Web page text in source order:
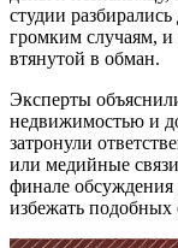
студии
громким случаям, и
втянутой в обман.
Эксперты
недвижимостью и
затронули
или медийные
финале обсуждения
избежать подобных